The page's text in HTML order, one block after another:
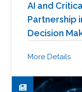
AI and
Partnership
Decision
More Details